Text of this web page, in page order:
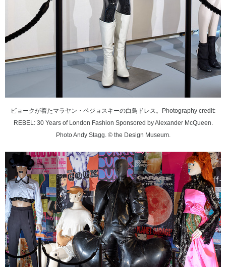
ビョークが着たマラヤン・ペジョスキーの白鳥ドレス。Photography credit:
REBEL: 30 Years of London Fashion Sponsored by Alexander McQueen.
Photo Andy Stagg. © the Design Museum.